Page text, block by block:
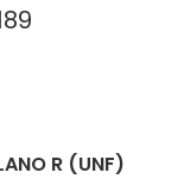
R (UNF)